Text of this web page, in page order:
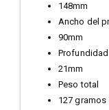
148mm
Ancho del
90mm
21mm
Peso total
127 gramos